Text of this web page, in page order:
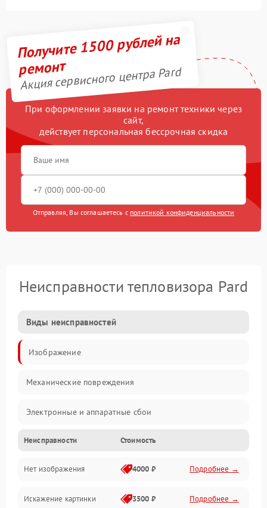
Получите 1500 рублей на
ремонт
Акция сервисного центра Pard
При оформлении заявки на ремонт техники через
сайт,
действует персональная бессрочная скидка
Отправляя, Вы соглашаетесь с политикой конфиденциальности
Неисправности тепловизора Pard
Виды неисправностей
Изображение
Механические повреждения
Электронные и аппаратные сбои
Неисправности сенсора и оптики
Программные ошибки
Электропитание
Неисправности Стоимость
Нет изображения 4000 ₽ Подробнее →
Искажение картинки 3500 ₽ Подробнее →